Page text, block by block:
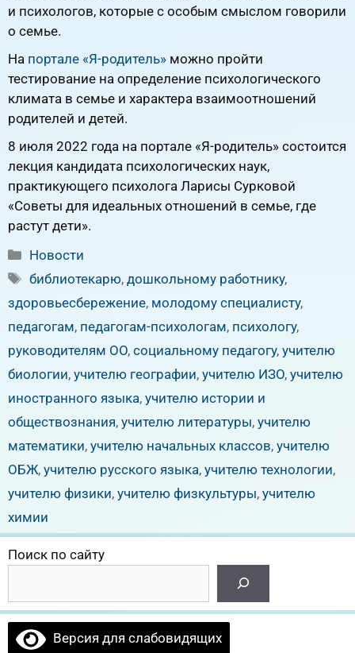
и психологов, которые с особым смыслом говорили
о семье.
На портале «Я-родитель» можно пройти
тестирование на определение психологического
климата в семье и характера взаимоотношений
родителей и детей.
8 июля 2022 года на портале «Я-родитель» состоится
лекция кандидата психологических наук,
практикующего психолога Ларисы Сурковой
«Советы для идеальных отношений в семье, где
растут дети».
Рубрики
Новости
Метки
библиотекарю,дошкольному работнику,
здоровьесбережение, молодому специалисту,
педагогам, педагогам-психологам, психологу,
руководителям ОО, социальному педагогу, учителю
биологии, учителю географии, учителю ИЗО, учителю
иностранного языка, учителю истории и
обществознания, учителю литературы, учителю
математики, учителю начальных классов, учителю
ОБЖ, учителю русского языка, учителю технологии,
учителю физики, учителю физкультуры, учителю
химии
Поиск по сайту
Версия для слабовидящих